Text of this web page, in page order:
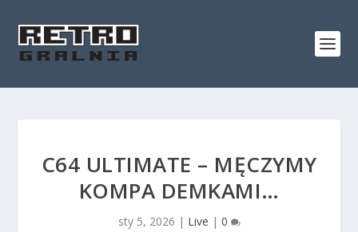
C64 ULTIMATE – MĘCZYMY
KOMPA DEMKAMI…
sty 5, 2026 | Live | 0